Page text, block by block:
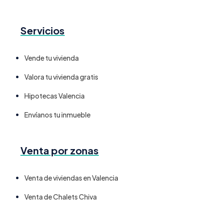
Servicios
Vende tu vivienda
Valora tu vivienda gratis
Hipotecas Valencia
Envíanos tu inmueble
Venta por zonas
Venta de viviendas en Valencia
Venta de Chalets Chiva